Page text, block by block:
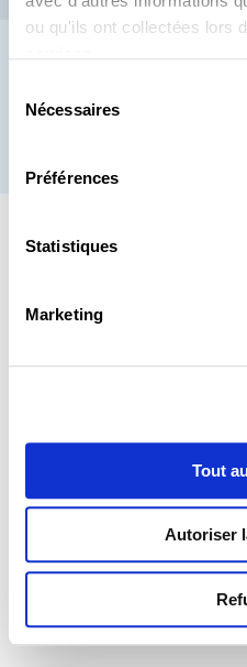
ou qu'ils ont collectées lors
Nécessaires
Préférences
Statistiques
Marketing
Tout
Autoriser